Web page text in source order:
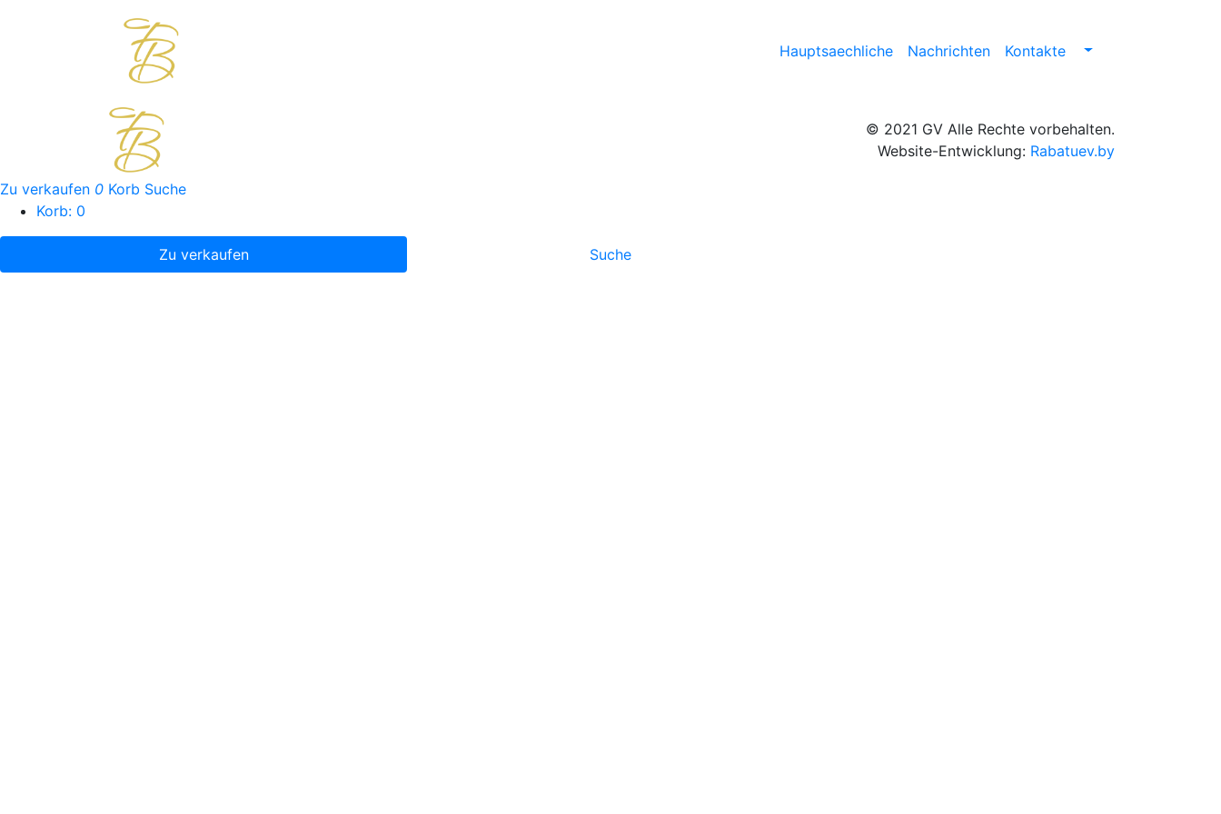
Hauptsaechliche Nachrichten Kontakte
© 2021 GV Alle Rechte vorbehalten.
Website-Entwicklung: Rabatuev.by
Zu verkaufen 0 Korb Suche
Korb: 0
Zu verkaufen Suche